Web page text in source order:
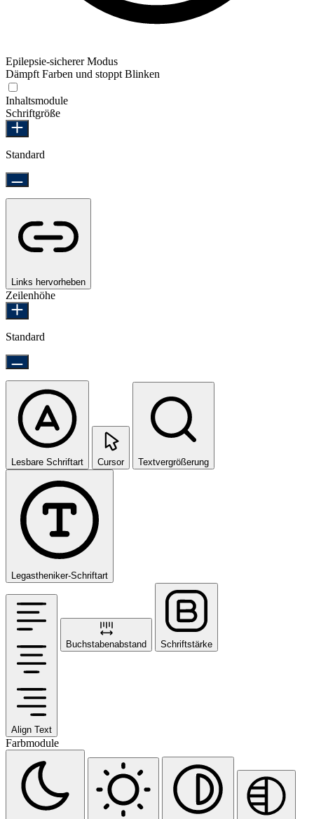
Epilepsie-sicherer Modus
Dämpft Farben und stoppt Blinken
Inhaltsmodule
Schriftgröße
Standard
Links hervorheben
Zeilenhöhe
Standard
Lesbare Schriftart Cursor Textvergrößerung
Legastheniker-Schriftart
Align Text
Buchstabenabstand Schriftstärke
Farbmodule